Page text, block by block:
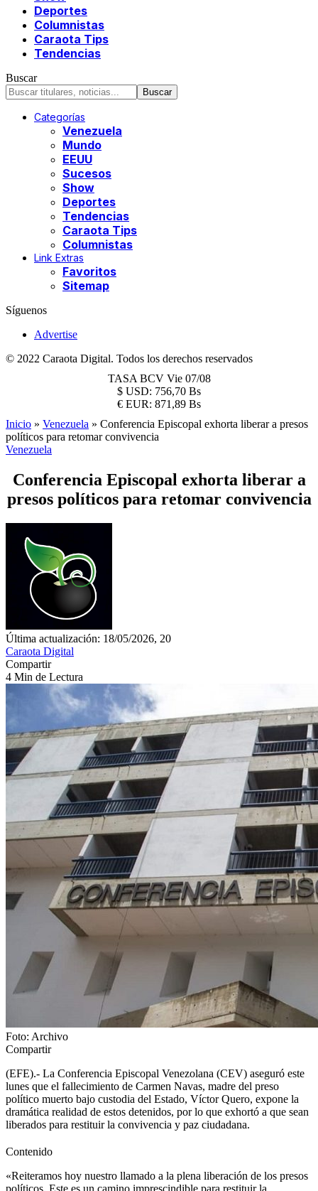
Deportes
Columnistas
Caraota Tips
Tendencias
Buscar
Categorías
Venezuela
Mundo
EEUU
Sucesos
Show
Deportes
Tendencias
Caraota Tips
Columnistas
Link Extras
Favoritos
Sitemap
Síguenos
Advertise
© 2022 Caraota Digital. Todos los derechos reservados
TASA BCV Vie 07/08
$ USD: 756,70 Bs
€ EUR: 871,89 Bs
Inicio » Venezuela » Conferencia Episcopal exhorta liberar a presos
políticos para retomar convivencia
Venezuela
Conferencia Episcopal exhorta liberar a
presos políticos para retomar convivencia
Última actualización: 18/05/2026, 20
Caraota Digital
Compartir
4 Min de Lectura
Foto: Archivo
Compartir
(EFE).- La Conferencia Episcopal Venezolana (CEV) aseguró este
lunes que el fallecimiento de Carmen Navas, madre del preso
político muerto bajo custodia del Estado, Víctor Quero, expone la
dramática realidad de estos detenidos, por lo que exhortó a que sean
liberados para restituir la convivencia y paz ciudadana.
Contenido
«Reiteramos hoy nuestro llamado a la plena liberación de los presos
políticos. Este es un camino imprescindible para restituir la